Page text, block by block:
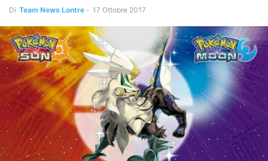
Di Team News Lontre - 17 Ottobre 2017